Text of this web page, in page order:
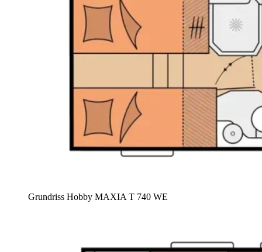
Grundriss Hobby MAXIA T 740 WE